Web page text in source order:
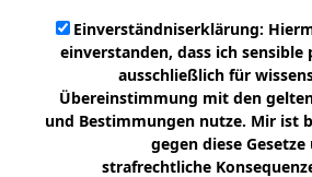
Einverständniserklärung:
einverstanden, dass ich sensible
ausschließlich für
Übereinstimmung mit den
und Bestimmungen nutze. Mir ist
gegen diese
strafrechtliche